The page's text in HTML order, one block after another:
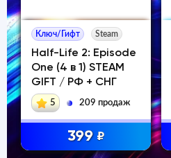
Ключ/Гифт Steam
Half-Life 2: Episode
One (4 в 1) STEAM
GIFT / РФ + СНГ
5 209 продаж
399 ₽